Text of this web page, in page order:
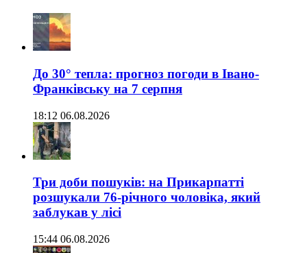
До 30° тепла: прогноз погоди в Івано-
Франківську на 7 серпня
18:12 06.08.2026
Три доби пошуків: на Прикарпатті
розшукали 76-річного чоловіка, який
заблукав у лісі
15:44 06.08.2026